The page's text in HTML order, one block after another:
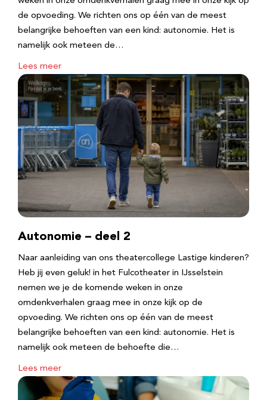
de opvoeding. We richten ons op één van de meest
belangrijke behoeften van een kind: autonomie. Het is
namelijk ook meteen de…
Lees meer
Autonomie – deel 2
Naar aanleiding van ons theatercollege Lastige kinderen?
Heb jij even geluk! in het Fulcotheater in IJsselstein
nemen we je de komende weken in onze
omdenkverhalen graag mee in onze kijk op de
opvoeding. We richten ons op één van de meest
belangrijke behoeften van een kind: autonomie. Het is
namelijk ook meteen de behoefte die…
Lees meer